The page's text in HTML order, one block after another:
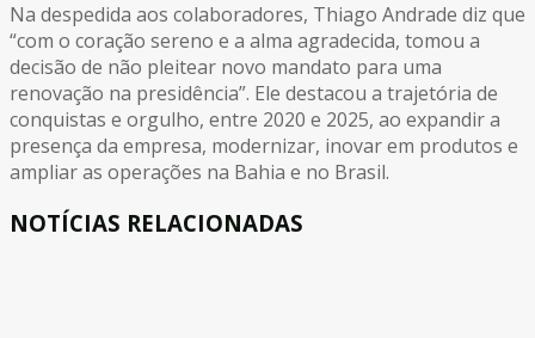
Na despedida aos colaboradores, Thiago Andrade diz que
“com o coração sereno e a alma agradecida, tomou a
decisão de não pleitear novo mandato para uma
renovação na presidência”. Ele destacou a trajetória de
conquistas e orgulho, entre 2020 e 2025, ao expandir a
presença da empresa, modernizar, inovar em produtos e
ampliar as operações na Bahia e no Brasil.
NOTÍCIAS RELACIONADAS